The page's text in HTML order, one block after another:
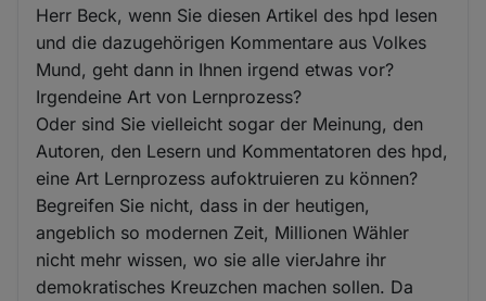
Herr Beck, wenn Sie diesen Artikel des hpd lesen
und die dazugehörigen Kommentare aus Volkes
Mund, geht dann in Ihnen irgend etwas vor?
Irgendeine Art von Lernprozess?
Oder sind Sie vielleicht sogar der Meinung, den
Autoren, den Lesern und Kommentatoren des hpd,
eine Art Lernprozess aufoktruieren zu können?
Begreifen Sie nicht, dass in der heutigen,
angeblich so modernen Zeit, Millionen Wähler
nicht mehr wissen, wo sie alle vierJahre ihr
demokratisches Kreuzchen machen sollen. Da